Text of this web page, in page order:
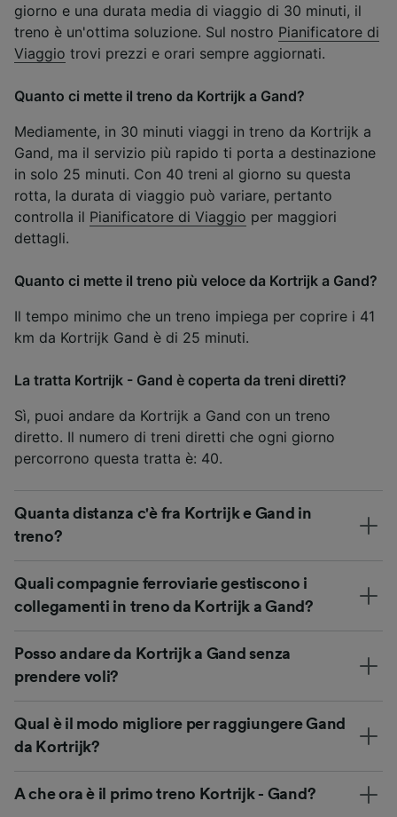
giorno e una durata media di viaggio di 30 minuti, il
treno è un'ottima soluzione. Sul nostro Pianificatore di
Viaggio trovi prezzi e orari sempre aggiornati.
Quanto ci mette il treno da Kortrijk a Gand?
Mediamente, in 30 minuti viaggi in treno da Kortrijk a
Gand, ma il servizio più rapido ti porta a destinazione
in solo 25 minuti. Con 40 treni al giorno su questa
rotta, la durata di viaggio può variare, pertanto
controlla il Pianificatore di Viaggio per maggiori
dettagli.
Quanto ci mette il treno più veloce da Kortrijk a Gand?
Il tempo minimo che un treno impiega per coprire i 41
km da Kortrijk Gand è di 25 minuti.
La tratta Kortrijk - Gand è coperta da treni diretti?
Sì, puoi andare da Kortrijk a Gand con un treno
diretto. Il numero di treni diretti che ogni giorno
percorrono questa tratta è: 40.
Quanta distanza c'è fra Kortrijk e Gand in
treno?
Quali compagnie ferroviarie gestiscono i
collegamenti in treno da Kortrijk a Gand?
Posso andare da Kortrijk a Gand senza
prendere voli?
Qual è il modo migliore per raggiungere Gand
da Kortrijk?
A che ora è il primo treno Kortrijk - Gand?